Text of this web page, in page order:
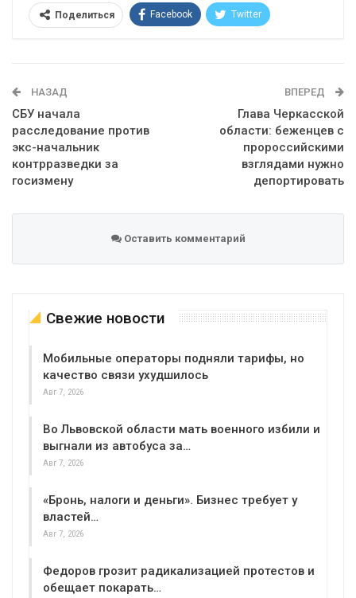
Поделиться Facebook Twitter
НАЗАД
СБУ начала
расследование против
экс-начальник
контрразведки за
госизмену
ВПЕРЕД
Глава Черкасской
области: беженцев с
пророссийскими
взглядами нужно
депортировать
Оставить комментарий
Свежие новости
Мобильные операторы подняли тарифы, но
качество связи ухудшилось
Авг 7, 2026
Во Львовской области мать военного избили и
выгнали из автобуса за…
Авг 7, 2026
«Бронь, налоги и деньги». Бизнес требует у
властей…
Авг 7, 2026
Федоров грозит радикализацией протестов и
обещает покарать…